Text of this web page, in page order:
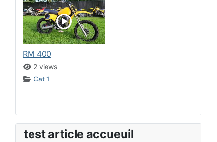
RM 400
2 views
Cat 1
test article accueuil